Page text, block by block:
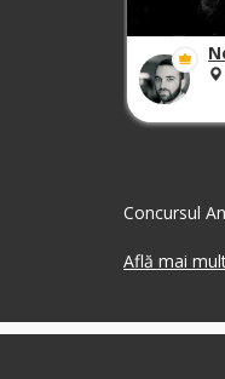
Concursul
Află mai